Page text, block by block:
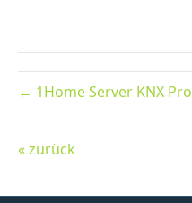
← 1Home Server KNX Pro
« zurück